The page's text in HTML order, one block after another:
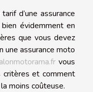
assurance
évidemment en
que vous devez
une assurance moto
vous
et comment
moins coûteuse.